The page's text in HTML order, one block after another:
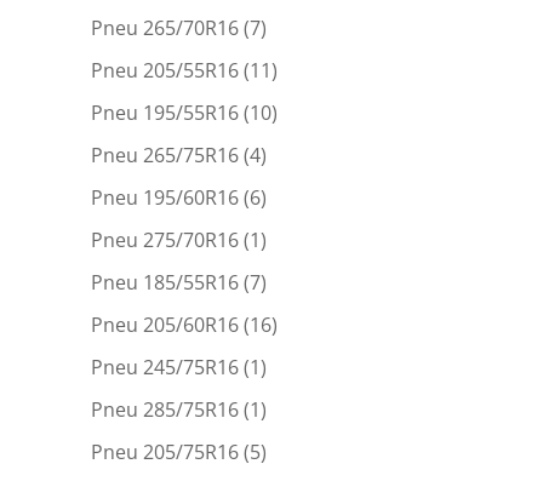
Pneu 265/70R16(7)
Pneu 205/55R16(11)
Pneu 195/55R16(10)
Pneu 265/75R16(4)
Pneu 195/60R16(6)
Pneu 275/70R16(1)
Pneu 185/55R16(7)
Pneu 205/60R16(16)
Pneu 245/75R16(1)
Pneu 285/75R16(1)
Pneu 205/75R16(5)